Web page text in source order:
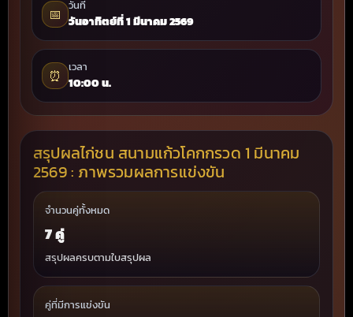
📅 วันที่
วันอาทิตย์ที่ 1 มีนาคม 2569
⏰ เวลา
10:00 น.
สรุปผลไก่ชน สนามแก้วโคกกรวด 1 มีนาคม
2569 : ภาพรวมผลการแข่งขัน
จำนวนคู่ทั้งหมด
7 คู่
สรุปผลครบตามใบสรุปผล
คู่ที่มีการแข่งขัน